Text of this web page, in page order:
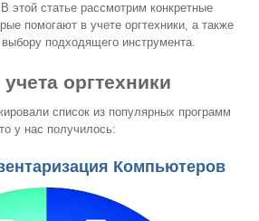
этой статье рассмотрим конкретные
помогают в учете оргтехники, а также
подходящего инструмента.
оргтехники
список из популярных программ
у нас получилось:
Компьютеров